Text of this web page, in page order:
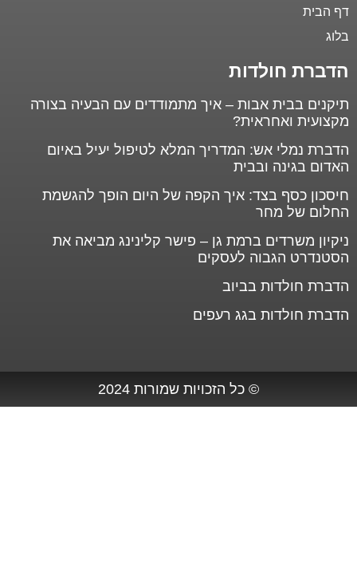
דף הבית
בלוג
הדברת חולדות
תיקנים בבית אבות – איך מתמודדים עם הבעיה בצורה
מקצועית ואחראית?
הדברת נמלי אש: המדריך המלא לטיפול יעיל באיום
האדום בגינה ובבית
חיסכון כסף בצד: איך הקפה של היום הופך להגשמת
החלום של מחר
ניקיון משרדים ברמת גן – פישר קלינינג מביאה את
הסטנדרט הגבוה לעסקים
הדברת חולדות בביוב
הדברת חולדות בגג רעפים
© כל הזכויות שמורות 2024